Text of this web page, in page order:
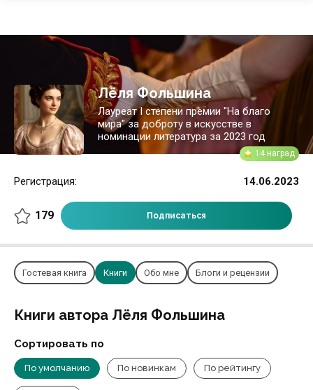
Лёля Фольшина
Лауреат I степени премии "На благо
мира" за доброту в искусстве в
номинации литература за 2023 год
14 наград
14.06.2023
Регистрация:
179 Подписаться
Гостевая книга Книги Обо мне Блоги и рецензии
Книги автора Лёля Фольшина
Сортировать по
По умолчанию По новинкам По рейтингу